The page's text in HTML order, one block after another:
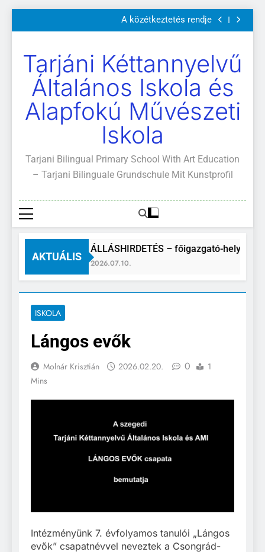
a
Szülői értekezletek 2026. május 04-14.
A közétkeztetés rendje
Kötelező és ajánlott olvasmányok
Szülői értekezletek 2026. május 04-14.
A közétkeztetés rendje
Kötelező és ajánlott olvasmányok
A Mi Világunk!
Tarjáni Kéttannyelvű
Általános Iskola és
Alapfokú Művészeti
Iskola
Tarjani Bilingual Primary School With Art Education
– Tarjani Bilinguale Grundschule Mit Kunstprofil
AKTUÁLIS
ÁLLÁSHIRDETÉS – főigazgató-helyettes
2026.07.10.
ISKOLA
Lángos evők
Molnár Krisztián 2026.02.20. 0
1
Mins
Intézményünk 7. évfolyamos tanulói „Lángos
evők” csapatnévvel neveztek a Csongrád-